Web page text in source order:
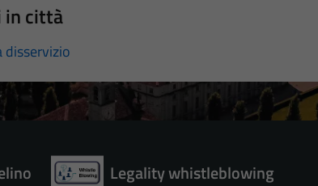
in città
disservizio
Legality whistleblowing